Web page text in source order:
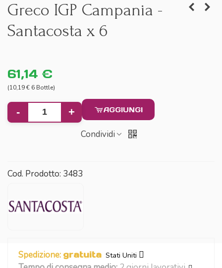
Greco IGP Campania -
Santacosta x 6
61,14 €
(10,19 € 6 Bottle)
- + AGGIUNGI
Condividi
Cod. Prodotto: 3483
Spedizione: gratuita Stati Uniti